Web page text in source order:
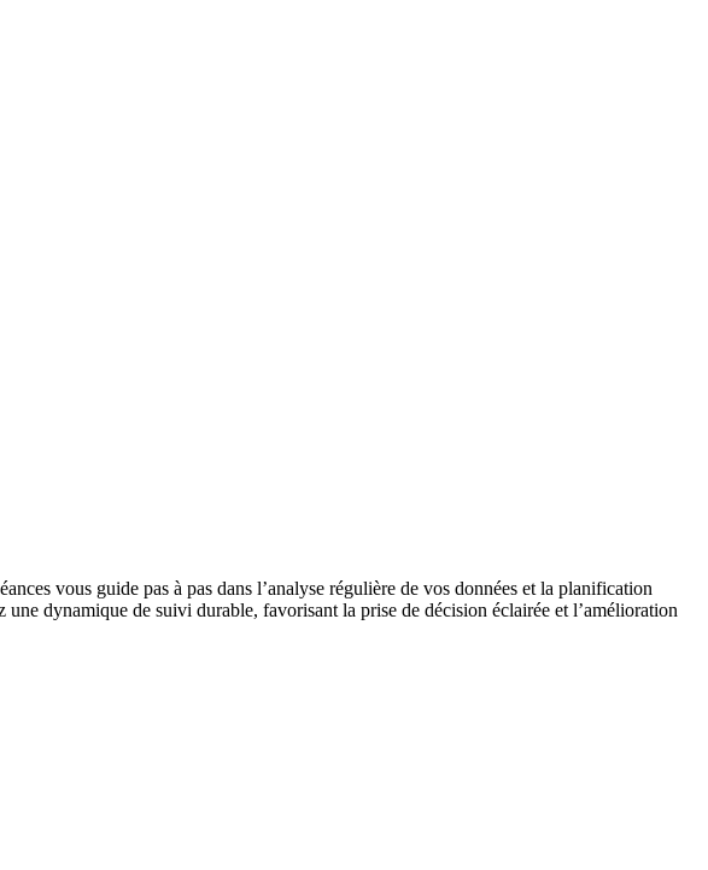
vous guide pas à pas dans l’analyse régulière de vos données et la planification
dynamique de suivi durable, favorisant la prise de décision éclairée et l’amélioration